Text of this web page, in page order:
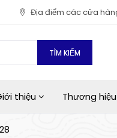
Địa điểm các cửa
TÌM KIẾM
thiệu Thương hiệu